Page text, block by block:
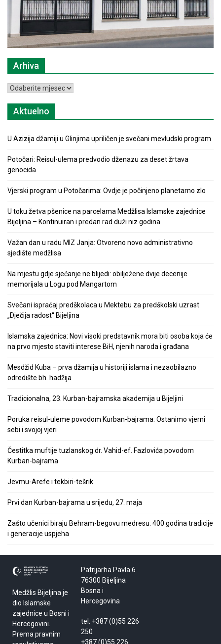
Arhiva
Arhiva
Aktuelno
U Azizija džamiji u Glinjima upriličen je svečani mevludski program
Potočari: Reisul-ulema predvodio dženazu za deset žrtava
genocida
Vjerski program u Potočarima: Ovdje je počinjeno planetarno zlo
U toku žetva pšenice na parcelama Medžlisa Islamske zajednice
Bijeljina – Kontinuiran i predan rad duži niz godina
Važan dan u radu MIZ Janja: Otvoreno novo administrativno
sjedište medžlisa
Na mjestu gdje sjećanje ne blijedi: obilježene dvije decenije
memorijala u Logu pod Mangartom
Svečani ispraćaj predškolaca u Mektebu za predškolski uzrast
„Dječija radost“ Bijeljina
Islamska zajednica: Novi visoki predstavnik mora biti osoba koja će
na prvo mjesto staviti interese BiH, njenih naroda i građana
Mesdžid Kuba – prva džamija u historiji islama i nezaobilazno
odredište bh. hadžija
Tradicionalna, 23. Kurban-bajramska akademija u Bijeljini
Poruka reisul-uleme povodom Kurban-bajrama: Ostanimo vjerni
sebi i svojoj vjeri
Čestitka muftije tuzlanskog dr. Vahid-ef. Fazlovića povodom
Kurban-bajrama
Jevmu-Arefe i tekbiri-tešrik
Prvi dan Kurban-bajrama u srijedu, 27. maja
Zašto učenici biraju Behram-begovu medresu: 400 godina tradicije
i generacije uspjeha
Medžlis Bijeljina je
dio Islamske
zajednice u Bosni i
Hercegovini.
Prema pravnim
Patrijarha Pavla 6
76300 Bijeljina
Bosna i
Hercegovina
tel: +387 (0)55 226
250
+387 (0)55 226